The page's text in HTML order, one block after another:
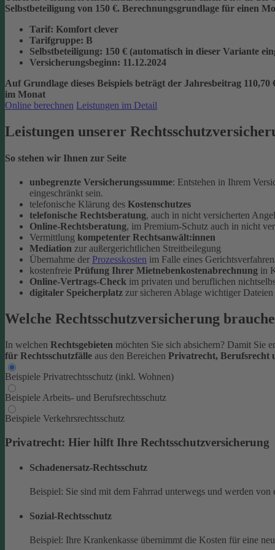
Selbstbeteiligung von 150 €. Berechnungsgrundlage für einen
Tarif: Komfort clever
Tarifgruppe: B
Selbstbeteiligung: 150 € (automatisch in dieser Variante
Versicherungsbeginn: 11.12.2024
Auf Grundlage dieses Beispiels beträgt der Jahresbeitrag 110,70
im Monat
Online berechnen Leistungen im Detail
Leistungen unserer
So stehen wir Ihnen zur Seite
unbegrenzte Versicherungssumme: Entstehen in Ihrem
eingeschränkt sein.
telefonische Klärung des Kostenschutzes
telefonische Rechtsberatung, auch in nicht versicherten
Online-Rechtsberatung, im Premium-Schutz auch in nicht
Vermittlung kompetenter Rechtsanwält:innen
Mediation zur außergerichtlichen Streitbeilegung
Übernahme der Prozesskosten im Falle eines
kostenfreie Prüfung Ihrer Mietnebenkostenabrechnung in
Online-Vertrags-Check im privaten und beruflichen
digitaler Speicherplatz zur sicheren Ablage wichtiger
Welche Rechtsschutzversicherung
In welchen Rechtsgebieten möchten Sie sich absichern? Damit Sie
für Rechtsschutzfälle aus den Bereichen Privatrecht, Berufsrecht
Beispiele Privatrechtsschutz (inkl. Wohnen)
Beispiele Arbeits- und Berufsrechtsschutz
Beispiele Verkehrsrechtsschutz
Privatrecht: Hier hilft Ihre Rechtsschutzversicherung
Schadenersatz-Rechtsschutz
Beispiel: Sie sind mit dem Fahrrad unterwegs und werden
Sozial-Rechtsschutz
Beispiel: Ihre Krankenkasse übernimmt die Kosten für eine